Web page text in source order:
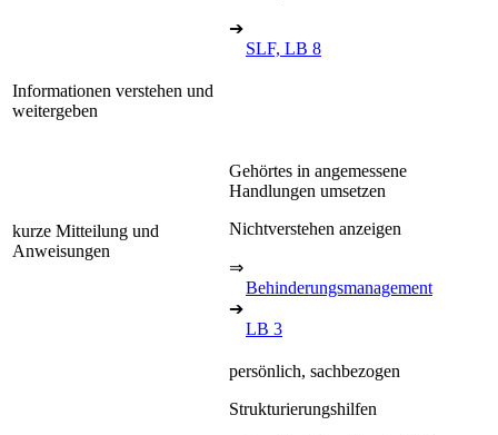
➔
SLF, LB 8
Informationen verstehen und
weitergeben
kurze Mitteilung und
Anweisungen
Gehörtes in angemessene
Handlungen umsetzen
Nichtverstehen anzeigen
⇒
Behinderungsmanagement
➔
LB 3
persönlich, sachbezogen
Strukturierungshilfen